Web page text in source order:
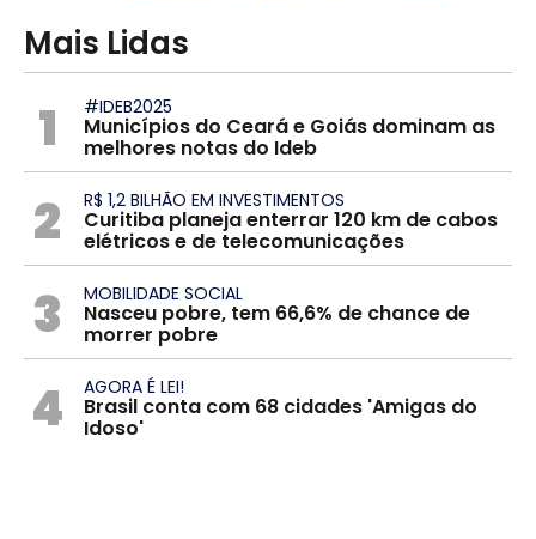
Mais Lidas
1 #IDEB2025
Municípios do Ceará e Goiás dominam as
melhores notas do Ideb
2 R$ 1,2 BILHÃO EM INVESTIMENTOS
Curitiba planeja enterrar 120 km de cabos
elétricos e de telecomunicações
3 MOBILIDADE SOCIAL
Nasceu pobre, tem 66,6% de chance de
morrer pobre
4 AGORA É LEI!
Brasil conta com 68 cidades 'Amigas do
Idoso'